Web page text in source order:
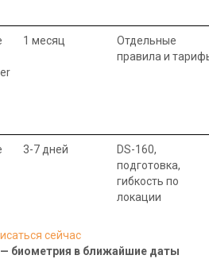
1 месяц
Отдельные
правила и
3-7 дней
DS-160,
подготовка,
гибкость по
локации
сейчас
биометрия в ближайшие даты